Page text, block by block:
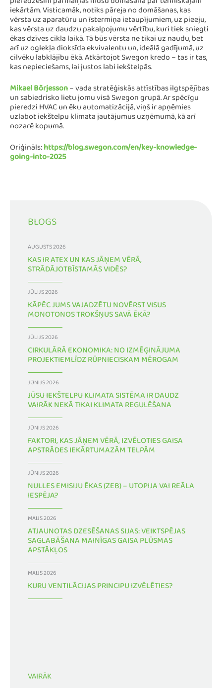
BLOGS
AUGUSTS 2026
KAS IR ATEX UN KAS JĀŅEM VĒRĀ,
STRĀDĀJOTBĪSTAMĀS VIDĒS?
JŪLIJS 2026
KĀPĒC JUMS VAJADZĒTU NOVĒRST VISUS
MONOTONOS TROKŠŅUS SAVĀ ĒKĀ?
JŪLIJS 2026
CIRKULĀRĀ EKONOMIKA: NO IZMĒĢINĀJUMA
PROJEKTIEMLĪDZ RŪPNIECISKAM MĒROGAM
JŪNIJS 2026
JŪSU IEKŠTELPU KLIMATA SISTĒMA IR DAUDZ
VAIRĀK NEKĀ TIKAI KLIMATA REGULĒŠANA
JŪNIJS 2026
FAKTORI, KAS JĀŅEM VĒRĀ, IZVĒLOTIES GAISA
APSTRĀDES IEKĀRTUMAZĀM TELPĀM
JŪNIJS 2026
NULLES EMISIJU ĒKAS (ZEB) – UTOPIJA VAI REĀLA
IESPĒJA?
MAIJS 2026
ATJAUNOTAS DZESĒŠANAS SIJAS: VEIKTSPĒJAS
SAGLABĀŠANA MAINĪGAS GAISA PLŪSMAS
APSTĀKĻOS
MAIJS 2026
KURU VENTILĀCIJAS PRINCIPU IZVĒLĒTIES?
VAIRĀK
iekārtām. Visticamāk, notiks pāreja no domāšanas, kas
vērsta uz aparatūru un īstermiņa ietaupījumiem, uz pieeju,
kas vērsta uz daudzu pakalpojumu vērtību, kuri tiek sniegti
ēkas dzīves cikla laikā. Tā būs vērsta ne tikai uz naudu, bet
arī uz oglekļa dioksīda ekvivalentu un, ideālā gadījumā, uz
cilvēku labklājību ēkā. Atkārtojot Swegon kredo – tas ir tas,
kas nepieciešams, lai justos labi iekštelpās.
Mikael Börjesson– vada stratēģiskās attīstības ilgtspējības
un sabiedrisko lietu jomu visā Swegon grupā. Ar spēcīgu
pieredzi HVAC un ēku automatizācijā, viņš ir apņēmies
uzlabot iekštelpu klimata jautājumus uzņēmumā, kā arī
nozarē kopumā.
Oriģināls:https://blog.swegon.com/en/key-knowledge-
going-into-2025